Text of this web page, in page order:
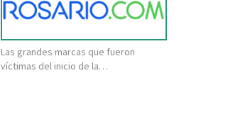
Las grandes marcas que fueron
víctimas del inicio de la…